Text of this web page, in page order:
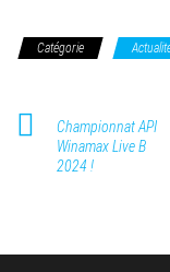
Catégorie
Championnat API
Winamax Live B
2024 !